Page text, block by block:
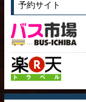
予約サイト